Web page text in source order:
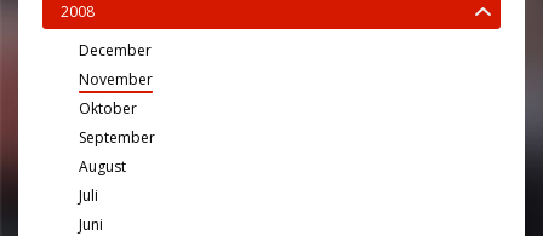
2008
December
November
Oktober
September
August
Juli
Juni